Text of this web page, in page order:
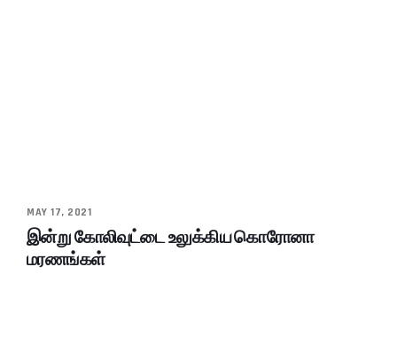
MAY 17, 2021
இன்று கோலிவுட்டை உலுக்கிய கொரோனா
மரணங்கள்